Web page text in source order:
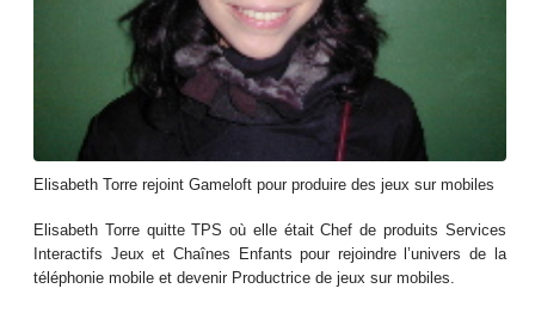
Elisabeth Torre rejoint Gameloft pour produire des jeux sur mobiles
Elisabeth Torre quitte TPS où elle était Chef de produits Services
Interactifs Jeux et Chaînes Enfants pour rejoindre l’univers de la
téléphonie mobile et devenir Productrice de jeux sur mobiles.